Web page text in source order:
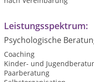
Leistungsspektrum:
Psychologische
Coaching
Kinder- und
Paarberatung